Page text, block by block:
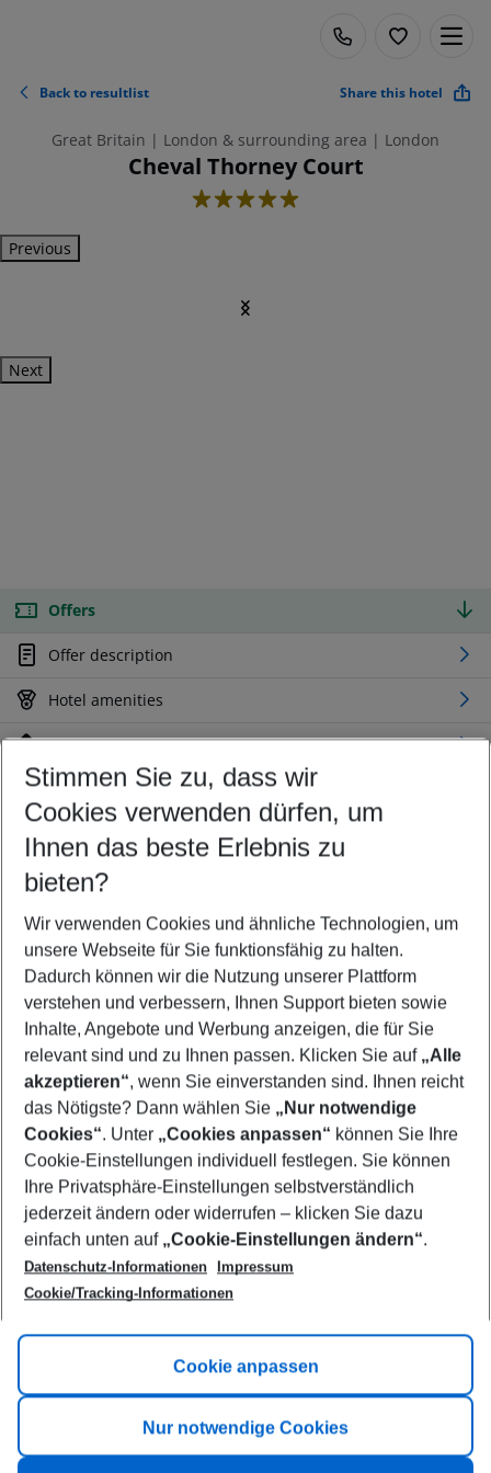
Back to resultlist Share this hotel
Great Britain | London & surrounding area | London
Cheval Thorney Court
5
Previous
Next
Offers
Offer description
Hotel amenities
Location
Customize your offer
Find the perfect deal which suits your best
Your departure airport
Any airport
Select your date range
10/08/26–08/08/27 5-8 nights
Who will travel
2 adults No children
Show more filter
Footer
Footer navigation
Title A
Link A
Stimmen Sie zu, dass wir
Cookies verwenden dürfen, um
Ihnen das beste Erlebnis zu
bieten?
Wir verwenden Cookies und ähnliche Technologien, um
unsere Webseite für Sie funktionsfähig zu halten.
Dadurch können wir die Nutzung unserer Plattform
verstehen und verbessern, Ihnen Support bieten sowie
Inhalte, Angebote und Werbung anzeigen, die für Sie
relevant sind und zu Ihnen passen. Klicken Sie auf „Alle
akzeptieren“, wenn Sie einverstanden sind. Ihnen reicht
das Nötigste? Dann wählen Sie „Nur notwendige
Cookies“. Unter „Cookies anpassen“ können Sie Ihre
Cookie-Einstellungen individuell festlegen. Sie können
Ihre Privatsphäre-Einstellungen selbstverständlich
jederzeit ändern oder widerrufen – klicken Sie dazu
einfach unten auf „Cookie-Einstellungen ändern“.
Datenschutz-Informationen
Impressum
Cookie/Tracking-Informationen
Cookie anpassen
Nur notwendige Cookies